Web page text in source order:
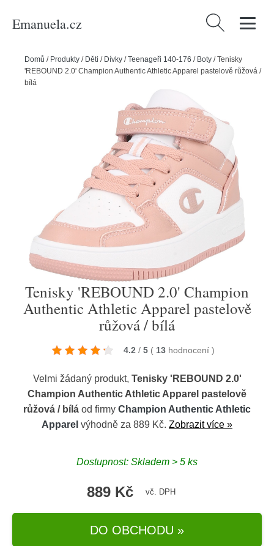
Emanuela.cz Vyhledávání
Domů / Produkty / Děti / Dívky /Teenageři 140-176 / Boty /Tenisky
'REBOUND 2.0' Champion Authentic Athletic Apparel pastelově růžová /
bílá
Tenisky 'REBOUND 2.0' Champion
Authentic Athletic Apparel pastelově
růžová / bílá
4.2 / 5 ( 13 hodnocení )
Velmi žádaný produkt, Tenisky 'REBOUND 2.0'
Champion Authentic Athletic Apparel pastelově
růžová / bílá od firmy Champion Authentic Athletic
Apparel výhodně za 889 Kč. Zobrazit více »
Dostupnost: Skladem > 5 ks
889 Kč vč. DPH
DO OBCHODU »